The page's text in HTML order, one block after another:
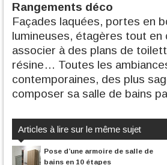
Rangements déco
Façades laquées, portes en
lumineuses, étagères tout
associer à des plans de
résine… Toutes les
contemporaines, des plus
composer sa salle de bains
Articles à lire sur le même sujet
Pose d’une armoire de salle de
bains en 10 étapes